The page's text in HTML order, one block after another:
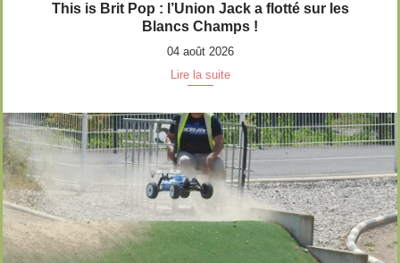
This is Brit Pop : l’Union Jack a flotté sur les
Blancs Champs !
04 août 2026
Lire la suite